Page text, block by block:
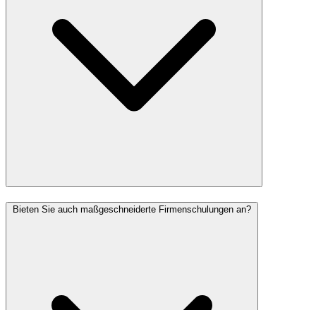
Bieten Sie auch maßgeschneiderte Firmenschulungen an?